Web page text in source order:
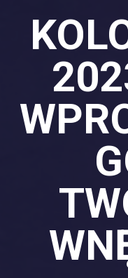
DESIGN ŁAZIENKI
DESIGN KUCHNI
PORADY